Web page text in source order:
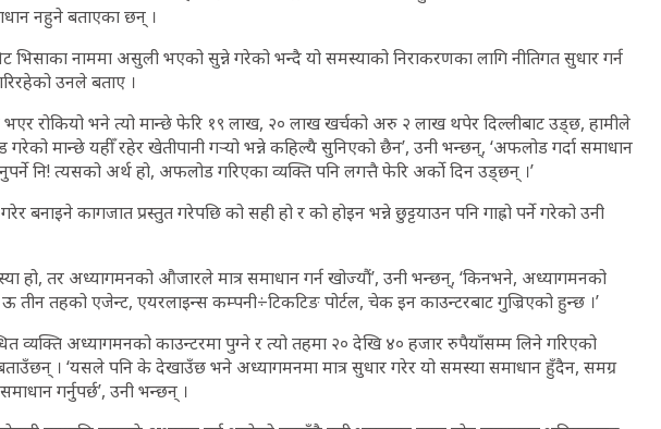
नहुने बताएका छन् ।
भिसाका नाममा असुली भएको सुन्ने गरेको भन्दै यो समस्याको निराकरणका लागि नीतिगत सुधार गर्न
उनले बताए ।
भएर रोकियो भने त्यो मान्छे फेरि १९ लाख, २० लाख खर्चको अरु २ लाख थपेर दिल्लीबाट उड्छ, हामीले
मान्छे यहीँ रहेर खेतीपानी गर्‍यो भन्ने कहिल्यै सुनिएको छैन’, उनी भन्छन्, ‘अफलोड गर्दा समाधान
नि! त्यसको अर्थ हो, अफलोड गरिएका व्यक्ति पनि लगत्तै फेरि अर्को दिन उड्छन् ।’
गरेर बनाइने कागजात प्रस्तुत गरेपछि को सही हो र को होइन भन्ने छुट्टयाउन पनि गाह्रो पर्ने गरेको उनी
हो, तर अध्यागमनको औजारले मात्र समाधान गर्न खोज्यौं’, उनी भन्छन्, ‘किनभने, अध्यागमनको
तीन तहको एजेन्ट, एयरलाइन्स कम्पनी÷टिकटिङ पोर्टल, चेक इन काउन्टरबाट गुज्रिएको हुन्छ ।’
व्यक्ति अध्यागमनको काउन्टरमा पुग्ने र त्यो तहमा २० देखि ४० हजार रुपैयाँसम्म लिने गरिएको
। ‘यसले पनि के देखाउँछ भने अध्यागमनमा मात्र सुधार गरेर यो समस्या समाधान हुँदैन, समग्र
गर्नुपर्छ’, उनी भन्छन् ।